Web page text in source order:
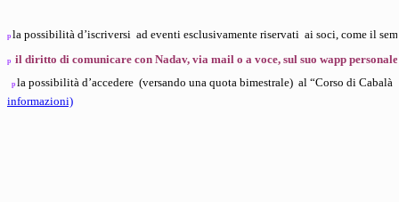
p la possibilità d’iscriversi ad eventi esclusivamente riservati ai soci, come il
p il diritto di comunicare con Nadav, via mail o a voce, sul suo wapp
p la possibilità d’accedere (versando una quota bimestrale) al “Corso di Cabalà
informazioni)